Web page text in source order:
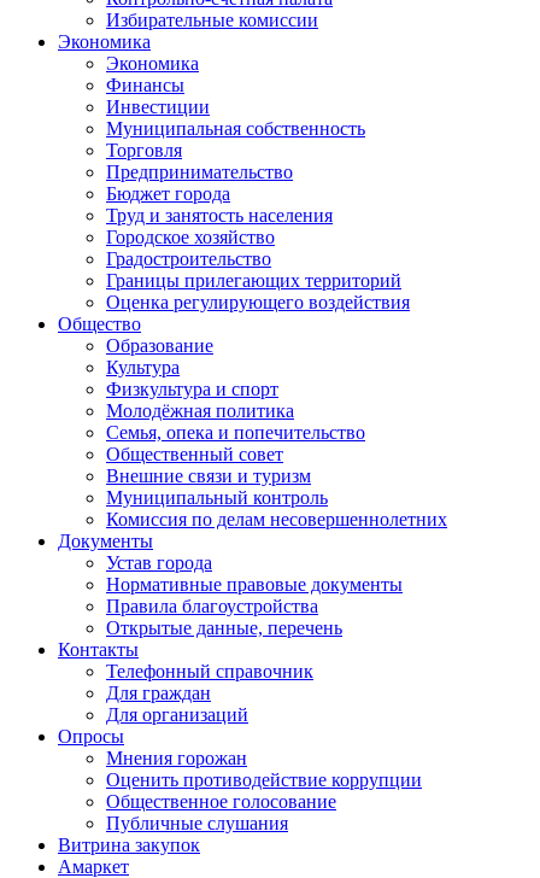
Избирательные комиссии
Экономика
Экономика
Финансы
Инвестиции
Муниципальная собственность
Торговля
Предпринимательство
Бюджет города
Труд и занятость населения
Городское хозяйство
Градостроительство
Границы прилегающих территорий
Оценка регулирующего воздействия
Общество
Образование
Культура
Физкультура и спорт
Молодёжная политика
Семья, опека и попечительство
Общественный совет
Внешние связи и туризм
Муниципальный контроль
Комиссия по делам несовершеннолетних
Документы
Устав города
Нормативные правовые документы
Правила благоустройства
Открытые данные, перечень
Контакты
Телефонный справочник
Для граждан
Для организаций
Опросы
Мнения горожан
Оценить противодействие коррупции
Общественное голосование
Публичные слушания
Витрина закупок
Амаркет